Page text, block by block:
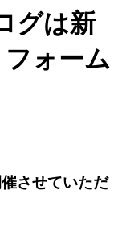
グは新
ォーム
させていただ